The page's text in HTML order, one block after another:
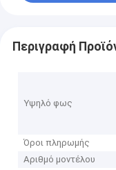
Περιγραφή
Υψηλό φως
Όροι πληρωμής
Αριθμό μοντέλου